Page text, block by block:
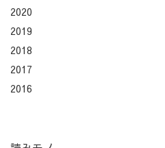
2020
2019
2018
2017
2016